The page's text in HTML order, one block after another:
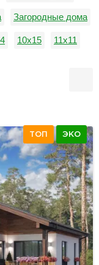
Загородные дома
10х15 11х11
ТОП ЭКО